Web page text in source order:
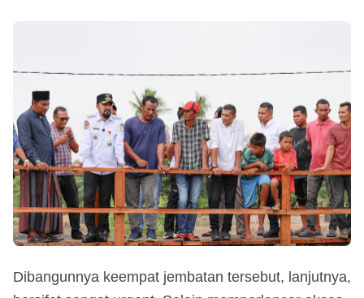
Dibangunnya keempat jembatan tersebut, lanjutnya,